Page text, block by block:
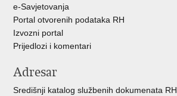
e-Savjetovanja
Portal otvorenih podataka RH
Izvozni portal
Prijedlozi i komentari
Adresar
Središnji katalog službenih dokumenata RH